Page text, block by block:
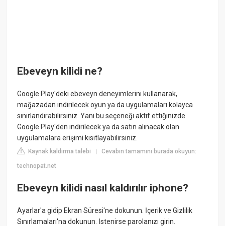
Ebeveyn kilidi ne?
Google Play'deki ebeveyn deneyimlerini kullanarak,
mağazadan indirilecek oyun ya da uygulamaları kolayca
sınırlandırabilirsiniz. Yani bu seçeneği aktif ettiğinizde
Google Play'den indirilecek ya da satın alınacak olan
uygulamalara erişimi kısıtlayabilirsiniz.
Kaynak kaldırma talebi |Cevabın tamamını burada okuyun:
technopat.net
Ebeveyn kilidi nasıl kaldırılır iphone?
Ayarlar'a gidip Ekran Süresi'ne dokunun. İçerik ve Gizlilik
Sınırlamaları'na dokunun. İstenirse parolanızı girin.